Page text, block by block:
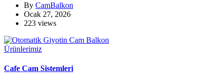
By CamBalkon
Ocak 27, 2026
223 views
Ürünlerimiz
Cafe Cam Sistemleri